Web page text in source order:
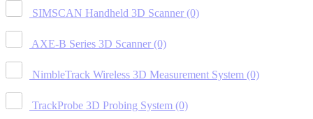
SIMSCAN Handheld 3D Scanner (0)
AXE-B Series 3D Scanner (0)
NimbleTrack Wireless 3D Measurement System (0)
TrackProbe 3D Probing System (0)